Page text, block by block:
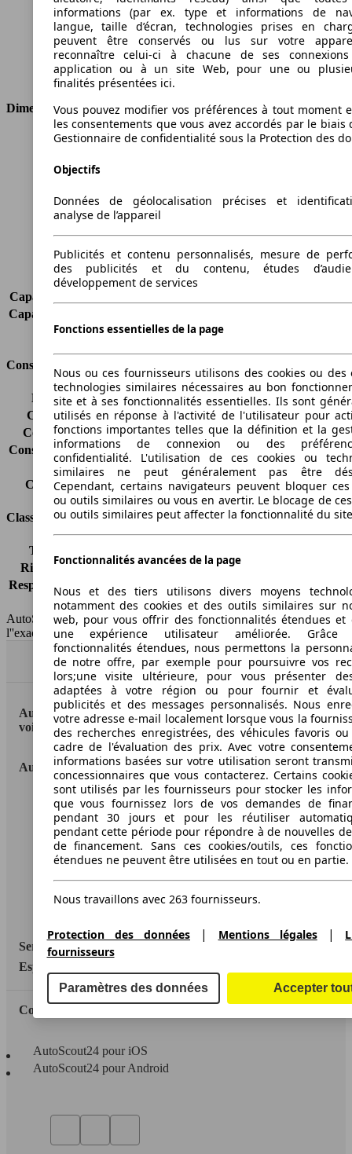
Cylindrée
2958 ccm
Carburant
Diesel
Cylindres
6
Transmission
Boîte manuelle
Type de traction
Traction avant
Dimensions
Longueur
4828 mm
Largeur
Empattement
2703 mm
Poids maximum
1635 kg
Sièges
5
Charge sur toit
Capacité de remorquage (sans freins)
Capacité de remorquage (avec freins)
Volume du coffre
416 - 1490 l
Consommation
Émissions de CO2*
202 g/km (komb.)
Consommation (ville)
10.3 l/100km
Consommation (route)
6.0 l/100km
Consommation (combinée)*
7.6 l/100km
Classe d'émissions
pas d'information
Capacité du réservoir
75 l
Classes d'assurance
Tous risques
Risques partiels
-
Responsabilité civile
HSN/TSN
MSA5704CG414/n.c.
AutoScout24 France SAS décline toute responsabilité concernant
l''exactitude des indications fournies.
Haut
AutoScout24: la plus grande plateforme en ligne de
voitures en Europe
AutoScout24
A propos d'AutoScout24
Conditions d'utilisation
Informations légales
Protection des données
Service
Espace Pro
Contact
AutoScout24 pour iOS
AutoScout24 pour Android
informations (par ex. type et informations de
langue, taille d’écran, technologies prises en
peuvent être conservés ou lus sur votre
reconnaître celui-ci à chacune de ses
application ou à un site Web, pour une ou
finalités présentées ici.
Vous pouvez modifier vos préférences à tout moment
les consentements que vous avez accordés par le biais
Gestionnaire de confidentialité sous la Protection des
Objectifs
Données de géolocalisation précises et
analyse de l’appareil
Publicités et contenu personnalisés, mesure de
des publicités et du contenu, études
développement de services
Fonctions essentielles de la page
Nous ou ces fournisseurs utilisons des cookies ou des
technologies similaires nécessaires au bon
site et à ses fonctionnalités essentielles. Ils sont
utilisés en réponse à l'activité de l'utilisateur pour
fonctions importantes telles que la définition et la
informations de connexion ou des
confidentialité. L'utilisation de ces cookies ou
similaires ne peut généralement pas être
Cependant, certains navigateurs peuvent bloquer ces
ou outils similaires ou vous en avertir. Le blocage de
ou outils similaires peut affecter la fonctionnalité du
Fonctionnalités avancées de la page
Nous et des tiers utilisons divers moyens
notamment des cookies et des outils similaires sur
web, pour vous offrir des fonctionnalités étendues et
une expérience utilisateur améliorée.
fonctionnalités étendues, nous permettons la
de notre offre, par exemple pour poursuivre vos
lors;une visite ultérieure, pour vous présenter
adaptées à votre région ou pour fournir et
publicités et des messages personnalisés. Nous
votre adresse e-mail localement lorsque vous la
des recherches enregistrées, des véhicules favoris
cadre de l'évaluation des prix. Avec votre
informations basées sur votre utilisation seront
concessionnaires que vous contacterez. Certains
sont utilisés par les fournisseurs pour stocker les
que vous fournissez lors de vos demandes de
pendant 30 jours et pour les réutiliser
pendant cette période pour répondre à de nouvelles
de financement. Sans ces cookies/outils, ces
étendues ne peuvent être utilisées en tout ou en partie.
Nous travaillons avec 263 fournisseurs.
Protection des données | Mentions légales|
fournisseurs
Paramètres des données Accepter